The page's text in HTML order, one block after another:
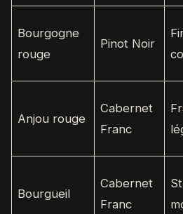
Bourgogne
rouge
Pinot Noir
Anjou rouge
Cabernet
Franc
Bourgueil
Cabernet
Franc